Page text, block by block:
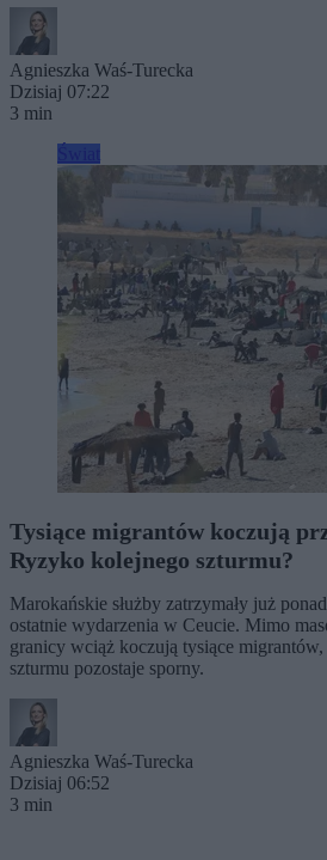
Agnieszka Waś-Turecka
Dzisiaj 07:22
3 min
Tysiące migrantów koczują
Ryzyko kolejnego szturmu?
Marokańskie służby zatrzymały już
ostatnie wydarzenia w Ceucie. Mimo
granicy wciąż koczują tysiące
szturmu pozostaje sporny.
Agnieszka Waś-Turecka
Dzisiaj 06:52
3 min